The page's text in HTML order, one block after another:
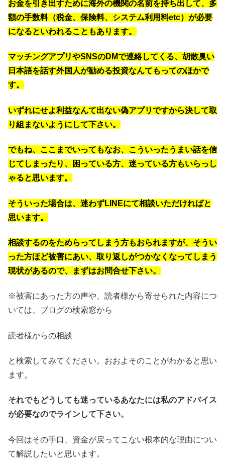
お金を引き出すために海外の機関の名前を持ち出して、多
額の手数料（税金、保険料、システム利用料etc）が必要
になるといわれることもあります。
マッチングアプリやSNSのDMで連絡してくる、胡散臭い
日本語を話す外国人が勧める投資なんてもってのほかで
す。
いずれにせよ利益なんて出ない偽アプリですから決して取
り組まないようにして下さい。
でもね、ここまでいってもなお、こういったうまい話を信
じてしまったり、困っている方、迷っている方もいらっし
ゃると思います。
そういった場合は、迷わずLINEにて相談いただければと
思います。
相談するのをためらってしまう方もおられますが、そうい
った方ほど被害にあい、取り返しがつかなくなってしまう
現状があるので、まずはお問合せ下さい。
※被害にあった方の声や、読者様から寄せられた内容につ
いては、ブログの検索窓から
読者様からの相談
と検索してみてください。おおよそのことがわかると思い
ます。
それでもどうしても迷っているあなたには私のアドバイス
が必要なのでラインして下さい。
今回はその手口、資金が戻ってこない根本的な理由につい
て解説したいと思います。